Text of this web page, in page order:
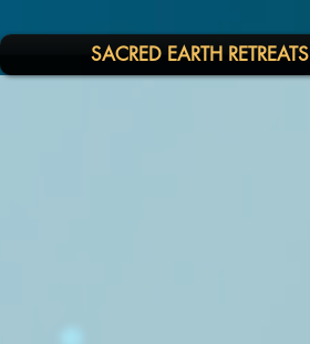
SACRED EARTH RETREATS